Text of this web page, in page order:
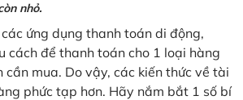
nhỏ.
ứng dụng thanh toán di động,
cách để thanh toán cho 1 loại hàng
cần mua. Do vậy, các kiến thức về tài
phức tạp hơn. Hãy nắm bắt 1 số bí